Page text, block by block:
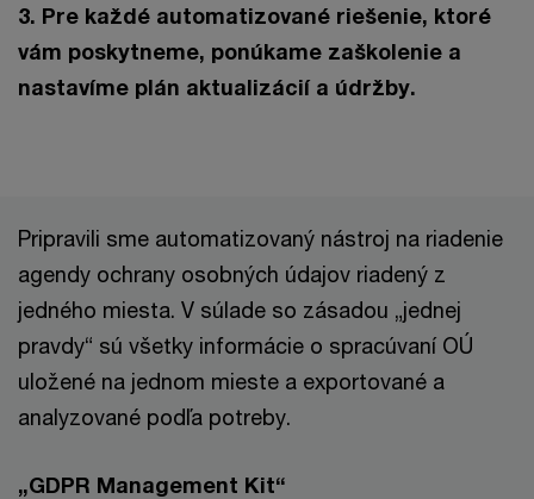
3. Pre každé automatizované riešenie, ktoré
vám poskytneme, ponúkame zaškolenie a
nastavíme plán aktualizácií a údržby.
Pripravili sme automatizovaný nástroj na riadenie
agendy ochrany osobných údajov riadený z
jedného miesta. V súlade so zásadou „jednej
pravdy“ sú všetky informácie o spracúvaní OÚ
uložené na jednom mieste a exportované a
analyzované podľa potreby.
„GDPR Management Kit“